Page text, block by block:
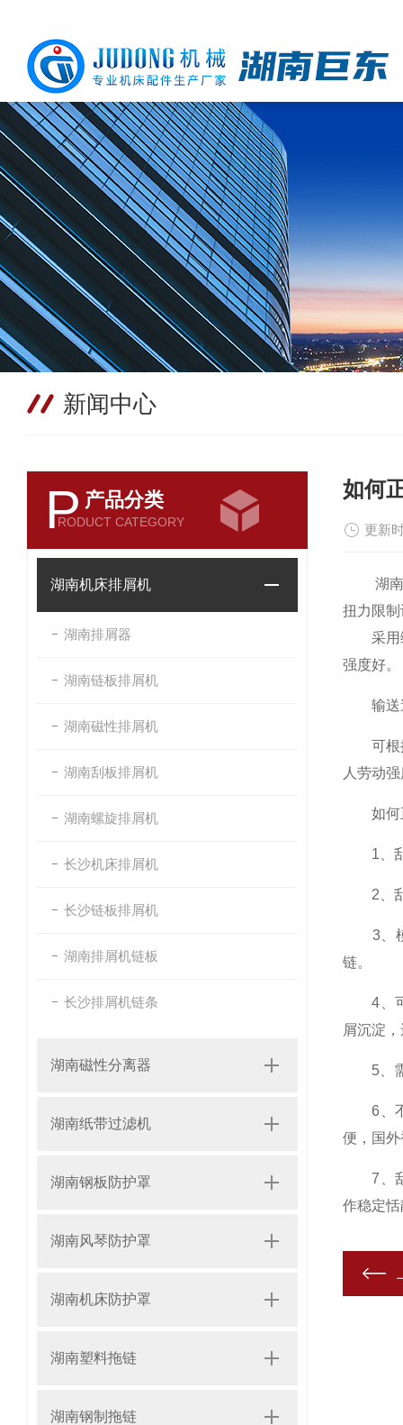
新闻中心
P 产品分类
RODUCT CATEGORY
湖南机床排屑机
湖南排屑器
湖南链板排屑机
湖南磁性排屑机
湖南刮板排屑机
湖南螺旋排屑机
长沙机床排屑机
长沙链板排屑机
湖南排屑机链板
长沙排屑机链条
湖南磁性分离器
湖南纸带过滤机
湖南钢板防护罩
湖南风琴防护罩
湖南机床防护罩
湖南塑料拖链
湖南钢制拖链
如何
更新
湖南刮
扭力限
采用缝
强度好。
输送速
可根据
人劳动
如何正
1、刮
2、刮
3、模
链。
4、可
屑沉淀
5、需
6、不
便，国
7、刮
作稳定